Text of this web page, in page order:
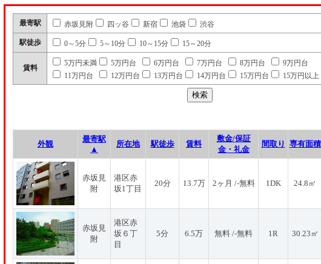
最寄駅 赤坂見附 四ッ谷 新宿 池袋 渋谷
駅徒歩 0～5分 5～10分 10～15分 15～20分
賃料
5万円未満 5万円台 6万円台 7万円台 8万円台 9万円台
11万円台
12万円台 13万円台 14万円台 15万円台 15万円以上
外観
最寄駅
▲
所在地 駅徒歩 賃料
敷金/保証
金・礼金
間取り 専有面積
赤坂見
附
港区赤
坂1丁目
20分 13.7万 2ヶ月 /-無料 1DK 24.8㎡
赤坂見
附
港区赤
坂６丁
目
5分 6.5万 無料 /-無料 1R 30.23㎡